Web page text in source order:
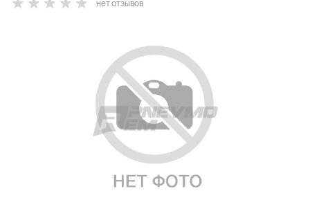
нет отзывов